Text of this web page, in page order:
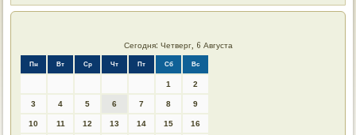
Сегодня: Четверг, 6 Августа
Пн Вт Ср Чт Пт Сб Вс
1 2
3 4 5 6 7 8 9
10 11 12 13 14 15 16